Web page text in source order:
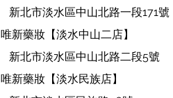
新北市淡水區中山北路一段171號
唯新藥妝【淡水中山二店】
新北市淡水區中山北路二段5號
唯新藥妝【淡水民族店】